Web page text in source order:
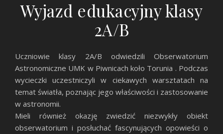
Wyjazd edukacyjny klasy
2A/B
Uczniowie klasy 2A/B odwiedzili Obserwatorium
Astronomiczne UMK w Piwnicach koło Torunia . Podczas
wycieczki uczestniczyli w ciekawych warsztatach na
temat światła, poznając jego właściwości i zastosowanie
w astronomii.
Mieli również okazję zwiedzić niezwykły obiekt
obserwatorium i posłuchać fascynujących opowieści o